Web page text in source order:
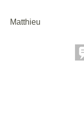
Matthieu